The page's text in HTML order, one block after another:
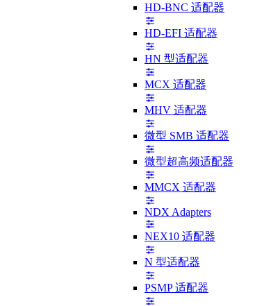
HD-BNC 适配器
HD-EFI 适配器
HN 型适配器
MCX 适配器
MHV 适配器
微型 SMB 适配器
微型超高频适配器
MMCX 适配器
NDX Adapters
NEX10 适配器
N 型适配器
PSMP 适配器